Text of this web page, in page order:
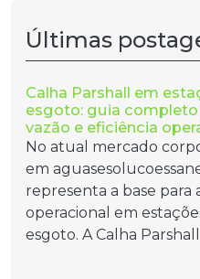
Últimas
Calha Parshall em
esgoto: guia
vazão e eficiência
No atual mercado
em
representa a base para
operacional em
esgoto. A Calha Parshall